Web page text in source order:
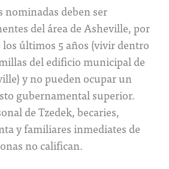
nominadas deben ser
del área de Asheville, por
últimos 5 años (vivir dentro
del edificio municipal de
y no pueden ocupar un
gubernamental superior.
de Tzedek, becaries,
y familiares inmediates de
no califican.